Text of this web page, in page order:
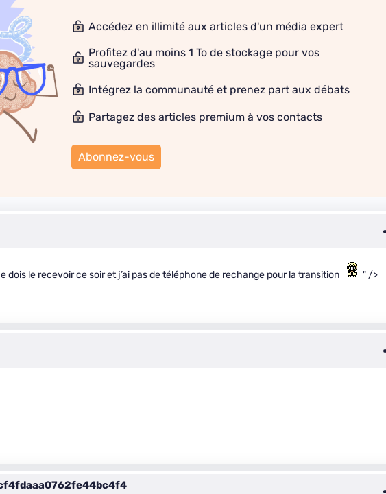
Accédez en illimité aux articles d'un média expert
Profitez d'au moins 1 To de stockage pour vos
sauvegardes
Intégrez la communauté et prenez part aux débats
Partagez des articles premium à vos contacts
Abonnez-vous
dois le recevoir ce soir et j’ai pas de téléphone de rechange pour la transition " />